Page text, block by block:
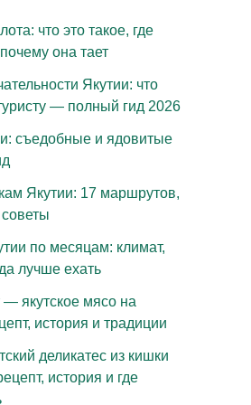
что это такое, где
она тает
Якутии: что
— полный гид 2026
съедобные и ядовитые
Якутии: 17 маршрутов,
по месяцам: климат,
лучше ехать
— якутское мясо на
история и традиции
деликатес из кишки
история и где